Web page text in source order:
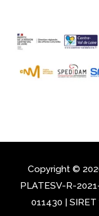
Copyright ©
PLATESV-R-
011430 |